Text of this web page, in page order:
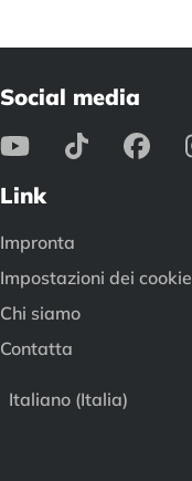
Social media
Link
Impronta
Impostazioni dei cookie
Chi siamo
Contatta
Italiano (Italia)